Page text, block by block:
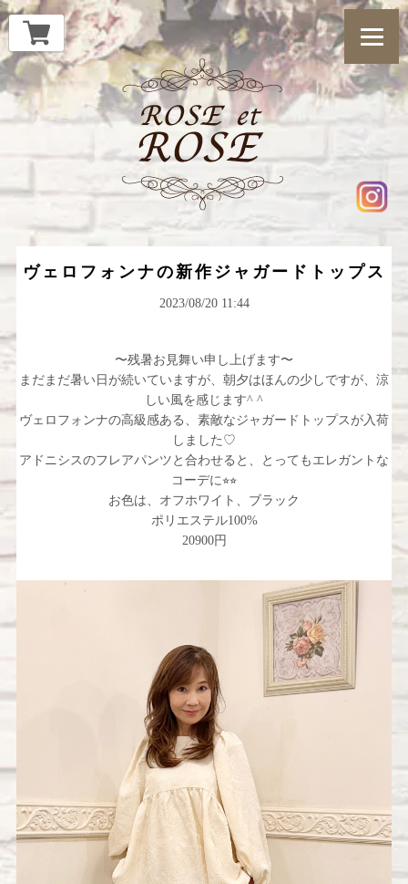
ヴェロフォンナの新作ジャガードトップス
2023/08/20 11:44
〜残暑お見舞い申し上げます〜
まだまだ暑い日が続いていますが、朝夕はほんの少しですが、涼
しい風を感じます^ ^
ヴェロフォンナの高級感ある、素敵なジャガードトップスが入荷
しました♡
アドニシスのフレアパンツと合わせると、とってもエレガントな
コーデに⭐︎⭐︎
お色は、オフホワイト、ブラック
ポリエステル100%
20900円